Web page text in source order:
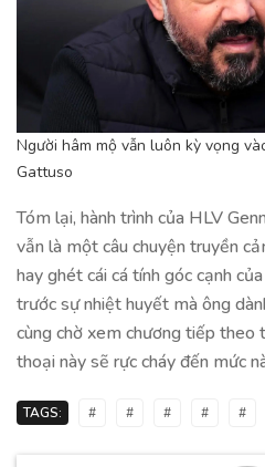
Người hâm mộ vẫn luôn kỳ vọng
Gattuso
Tóm lại, hành trình của HLV
vẫn là một câu chuyện truyền
hay ghét cái cá tính góc cạnh
trước sự nhiệt huyết mà ông
cùng chờ xem chương tiếp theo
thoại này sẽ rực cháy đến mức
TAGS: # # # # #